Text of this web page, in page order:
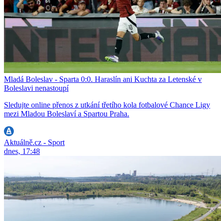
Mladá Boleslav - Sparta 0:0. Haraslín ani Kuchta za Letenské v
Boleslavi nenastoupí
Sledujte online přenos z utkání třetího kola fotbalové Chance Ligy
mezi Mladou Boleslaví a Spartou Praha.
Aktuálně.cz - Sport
dnes, 17:48